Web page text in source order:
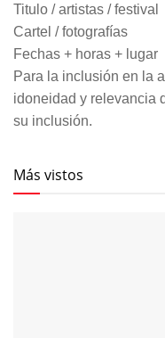
Titulo / artistas / festival
Cartel / fotografías
Fechas + horas + lugar
Para la inclusión en la
idoneidad y relevancia
su inclusión.
Más vistos